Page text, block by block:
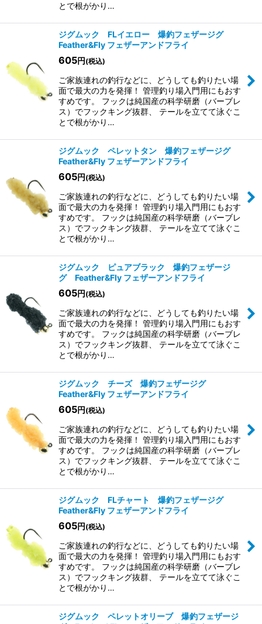
とで根がかり…
ジグムック FLイエロー 爆釣フェザージグ
Feather&Fly フェザーアンドフライ
605円 (税込)
ご家族連れの釣行などに、どうしても釣りたい場
面で最大の力を発揮！ 管理釣り場入門用にもおす
すめです。 フックは純国産の科学研磨（バーブレ
ス）でフックキング抜群、 テールを立てて泳ぐこ
とで根がかり…
ジグムック ペレットタン 爆釣フェザージグ
Feather&Fly フェザーアンドフライ
605円 (税込)
ご家族連れの釣行などに、どうしても釣りたい場
面で最大の力を発揮！ 管理釣り場入門用にもおす
すめです。 フックは純国産の科学研磨（バーブレ
ス）でフックキング抜群、 テールを立てて泳ぐこ
とで根がかり…
ジグムック ピュアブラック 爆釣フェザージ
グ Feather&Fly フェザーアンドフライ
605円 (税込)
ご家族連れの釣行などに、どうしても釣りたい場
面で最大の力を発揮！ 管理釣り場入門用にもおす
すめです。 フックは純国産の科学研磨（バーブレ
ス）でフックキング抜群、 テールを立てて泳ぐこ
とで根がかり…
ジグムック チーズ 爆釣フェザージグ
Feather&Fly フェザーアンドフライ
605円 (税込)
ご家族連れの釣行などに、どうしても釣りたい場
面で最大の力を発揮！ 管理釣り場入門用にもおす
すめです。 フックは純国産の科学研磨（バーブレ
ス）でフックキング抜群、 テールを立てて泳ぐこ
とで根がかり…
ジグムック FLチャート 爆釣フェザージグ
Feather&Fly フェザーアンドフライ
605円 (税込)
ご家族連れの釣行などに、どうしても釣りたい場
面で最大の力を発揮！ 管理釣り場入門用にもおす
すめです。 フックは純国産の科学研磨（バーブレ
ス）でフックキング抜群、 テールを立てて泳ぐこ
とで根がかり…
ジグムック ペレットオリーブ 爆釣フェザージ